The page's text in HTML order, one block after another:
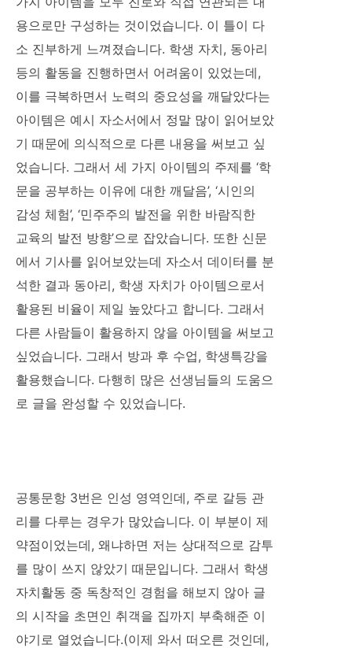
용으로만 구성하는 것이었습니다. 이 틀이 다
소 진부하게 느껴졌습니다. 학생 자치, 동아리
등의 활동을 진행하면서 어려움이 있었는데,
이를 극복하면서 노력의 중요성을 깨달았다는
아이템은 예시 자소서에서 정말 많이 읽어보았
기 때문에 의식적으로 다른 내용을 써보고 싶
었습니다. 그래서 세 가지 아이템의 주제를 ‘학
문을 공부하는 이유에 대한 깨달음’, ‘시인의
감성 체험’, ‘민주주의 발전을 위한 바람직한
교육의 발전 방향’으로 잡았습니다. 또한 신문
에서 기사를 읽어보았는데 자소서 데이터를 분
석한 결과 동아리, 학생 자치가 아이템으로서
활용된 비율이 제일 높았다고 합니다. 그래서
다른 사람들이 활용하지 않을 아이템을 써보고
싶었습니다. 그래서 방과 후 수업, 학생특강을
활용했습니다. 다행히 많은 선생님들의 도움으
로 글을 완성할 수 있었습니다.
공통문항 3번은 인성 영역인데, 주로 갈등 관
리를 다루는 경우가 많았습니다. 이 부분이 제
약점이었는데, 왜냐하면 저는 상대적으로 감투
를 많이 쓰지 않았기 때문입니다. 그래서 학생
자치활동 중 독창적인 경험을 해보지 않아 글
의 시작을 초면인 취객을 집까지 부축해준 이
야기로 열었습니다.(이제 와서 떠오른 것인데,